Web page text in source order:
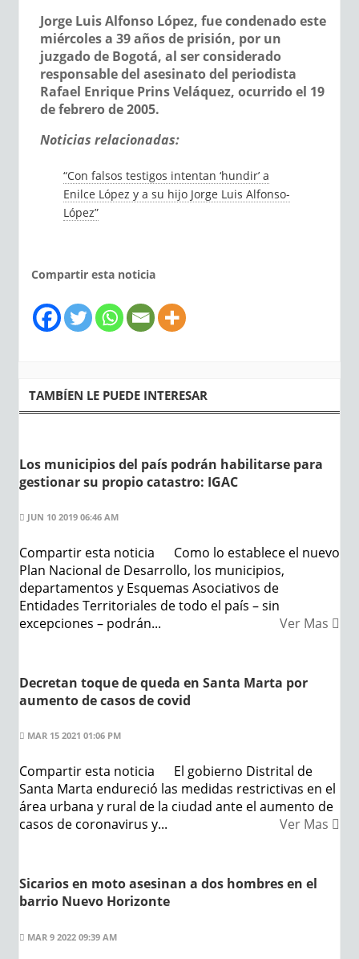
Jorge Luis Alfonso López, fue condenado este
miércoles a 39 años de prisión, por un
juzgado de Bogotá, al ser considerado
responsable del asesinato del periodista
Rafael Enrique Prins Veláquez, ocurrido el 19
de febrero de 2005.
Noticias relacionadas:
“Con falsos testigos intentan ‘hundir’ a
Enilce López y a su hijo Jorge Luis Alfonso-
López”
Compartir esta noticia
TAMBÍEN LE PUEDE INTERESAR
Los municipios del país podrán habilitarse para
gestionar su propio catastro: IGAC
JUN 10 2019 06:46 AM
Compartir esta noticia Como lo establece el nuevo
Plan Nacional de Desarrollo, los municipios,
departamentos y Esquemas Asociativos de
Entidades Territoriales de todo el país – sin
excepciones – podrán...
Ver Mas
Decretan toque de queda en Santa Marta por
aumento de casos de covid
MAR 15 2021 01:06 PM
Compartir esta noticia El gobierno Distrital de
Santa Marta endureció las medidas restrictivas en el
área urbana y rural de la ciudad ante el aumento de
casos de coronavirus y...
Ver Mas
Sicarios en moto asesinan a dos hombres en el
barrio Nuevo Horizonte
MAR 9 2022 09:39 AM